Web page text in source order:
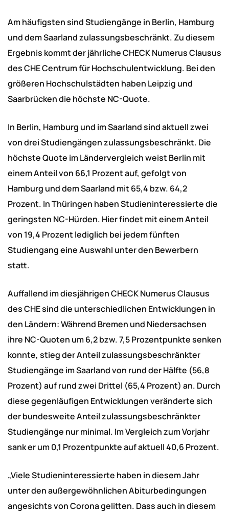
Am häufigsten sind Studiengänge in Berlin, Hamburg
und dem Saarland zulassungsbeschränkt. Zu diesem
Ergebnis kommt der jährliche CHECK Numerus Clausus
des CHE Centrum für Hochschulentwicklung. Bei den
größeren Hochschulstädten haben Leipzig und
Saarbrücken die höchste NC-Quote.
In Berlin, Hamburg und im Saarland sind aktuell zwei
von drei Studiengängen zulassungsbeschränkt. Die
höchste Quote im Ländervergleich weist Berlin mit
einem Anteil von 66,1 Prozent auf, gefolgt von
Hamburg und dem Saarland mit 65,4 bzw. 64,2
Prozent. In Thüringen haben Studieninteressierte die
geringsten NC-Hürden. Hier findet mit einem Anteil
von 19,4 Prozent lediglich bei jedem fünften
Studiengang eine Auswahl unter den Bewerbern
statt.
Auffallend im diesjährigen CHECK Numerus Clausus
des CHE sind die unterschiedlichen Entwicklungen in
den Ländern: Während Bremen und Niedersachsen
ihre NC-Quoten um 6,2 bzw. 7,5 Prozentpunkte senken
konnte, stieg der Anteil zulassungsbeschränkter
Studiengänge im Saarland von rund der Hälfte (56,8
Prozent) auf rund zwei Drittel (65,4 Prozent) an. Durch
diese gegenläufigen Entwicklungen veränderte sich
der bundesweite Anteil zulassungsbeschränkter
Studiengänge nur minimal. Im Vergleich zum Vorjahr
sank er um 0,1 Prozentpunkte auf aktuell 40,6 Prozent.
„Viele Studieninteressierte haben in diesem Jahr
unter den außergewöhnlichen Abiturbedingungen
angesichts von Corona gelitten. Dass auch in diesem